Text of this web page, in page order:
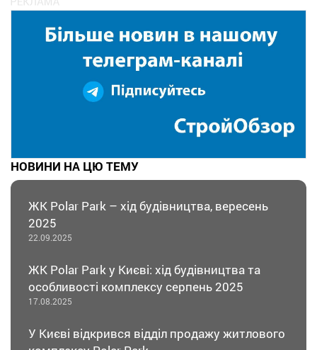
НОВИНИ НА ЦЮ ТЕМУ
ЖК Polar Park – хід будівництва, вересень
2025
22.09.2025
ЖК Polar Park у Києві: хід будівництва та
особливості комплексу серпень 2025
17.08.2025
У Києві відкрився відділ продажу житлового